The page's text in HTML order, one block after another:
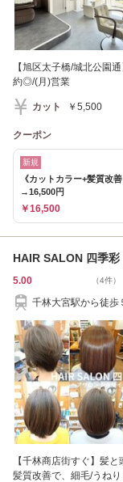
【旭区太子橋/城北公園
約◎/(月)営業
カット ￥5,500
クーポン
新規
《カットカラー+髪質改
→16,500円
￥16,500
HAIR SALON 四季彩
5.00 （4件）
千林大宮駅から徒
【千林商店街すぐ】髪
髪質改善で、細毛/うねり